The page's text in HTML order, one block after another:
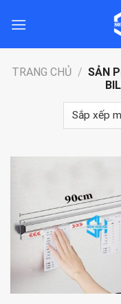
TRANG CHỦ / SẢN